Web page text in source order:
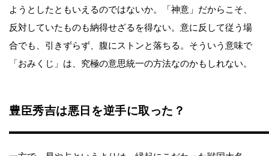
ようとしたともいえるのではないか。「神意」だからこそ、
反対していたものも納得せざるを得ない。意に反して従う場
合でも、引きずらず、腹にストンと落ちる。そういう意味で
「おみくじ」は、究極の意思統一の方法なのかもしれない。
豊臣秀吉は悪日を逆手に取った？